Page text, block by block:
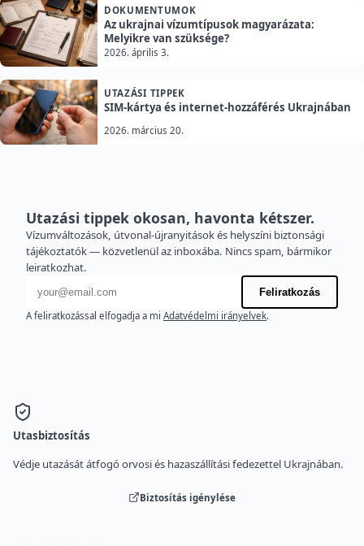
DOKUMENTUMOK
Az ukrajnai vízumtípusok magyarázata:
Melyikre van szüksége?
2026. április 3.
UTAZÁSI TIPPEK
SIM-kártya és internet-hozzáférés Ukrajnában
2026. március 20.
Utazási tippek okosan, havonta kétszer.
Vízumváltozások, útvonal-újranyitások és helyszíni biztonsági
tájékoztatók — közvetlenül az inboxába. Nincs spam, bármikor
leiratkozhat.
E-mail cím
Feliratkozás
A feliratkozással elfogadja a mi Adatvédelmi irányelvek.
Utasbiztosítás
Védje utazását átfogó orvosi és hazaszállítási fedezettel Ukrajnában.
Biztosítás igénylése